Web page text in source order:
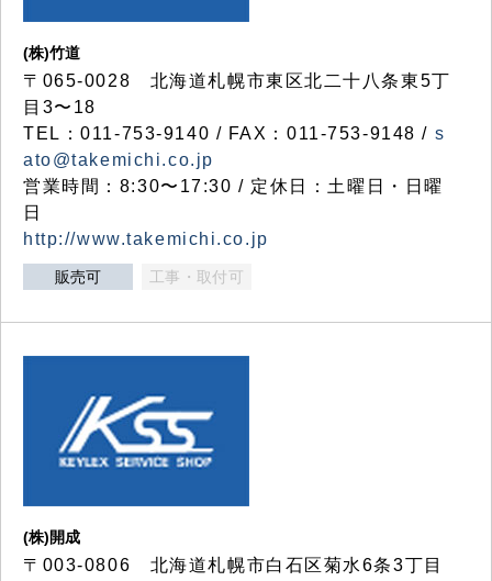
(株)竹道
〒065-0028 北海道札幌市東区北二十八条東5丁
目3〜18
TEL：011-753-9140 / FAX：011-753-9148 / s
ato@takemichi.co.jp
営業時間：8:30〜17:30 / 定休日：土曜日・日曜
日
http://www.takemichi.co.jp
販売可 工事・取付可
(株)開成
〒003-0806 北海道札幌市白石区菊水6条3丁目